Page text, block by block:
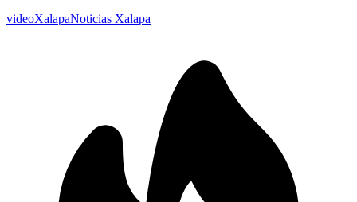
videoXalapaNoticias Xalapa